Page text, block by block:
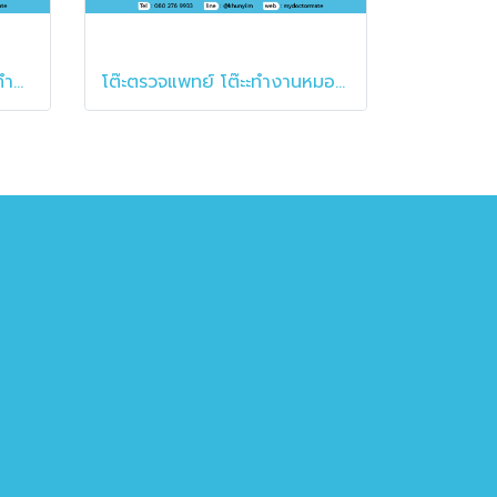
โต๊ะตรวจหมอ โต๊ะแพทย์ โต๊ะทำงานคุณหมอ โต๊ะตรวจแพทย์ โต๊ะะทำงานหมอ โต๊ะห้องตรวจตัวแอล แบบเว้นระยะ